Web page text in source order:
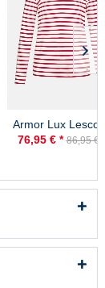
Armor Lux
weiß-rot Damen
76,95 € * 86,95 € *